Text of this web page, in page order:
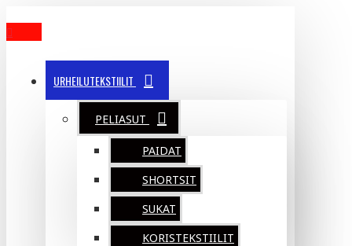
URHEILUTEKSTIILIT
PELIASUT
PAIDAT
SHORTSIT
SUKAT
KORISTEKSTIILIT